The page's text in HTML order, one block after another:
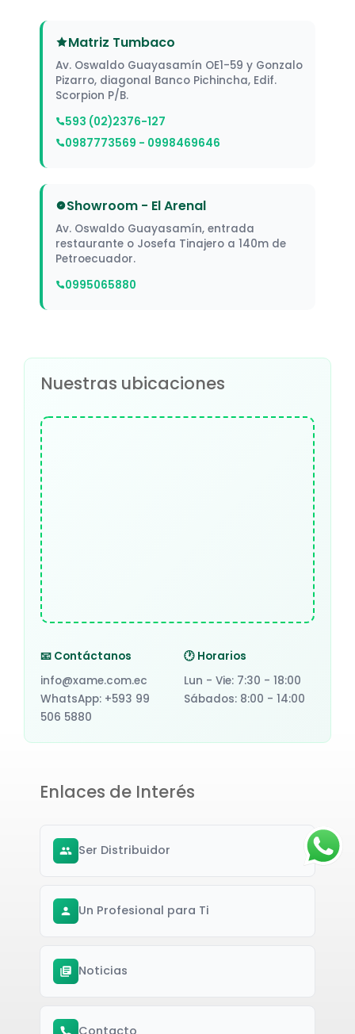
Matriz Tumbaco
Av. Oswaldo Guayasamín OE1-59 y Gonzalo
Pizarro, diagonal Banco Pichincha, Edif.
Scorpion P/B.
593 (02)2376-127
0987773569 - 0998469646
Showroom - El Arenal
Av. Oswaldo Guayasamín, entrada
restaurante o Josefa Tinajero a 140m de
Petroecuador.
0995065880
Nuestras ubicaciones
📧 Contáctanos
info@xame.com.ec
WhatsApp: +593 99
506 5880
🕐 Horarios
Lun - Vie: 7:30 - 18:00
Sábados: 8:00 - 14:00
Enlaces de Interés
Ser Distribuidor
Un Profesional para Ti
Noticias